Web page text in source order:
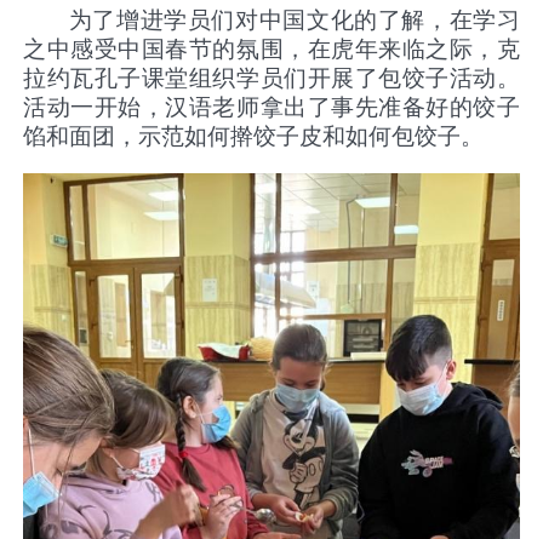
为了增进学员们对中国文化的了解，在学习
之中感受中国春节的氛围，在虎年来临之际，克
拉约瓦孔子课堂组织学员们开展了包饺子活动。
活动一开始，汉语老师拿出了事先准备好的饺子
馅和面团，示范如何擀饺子皮和如何包饺子。